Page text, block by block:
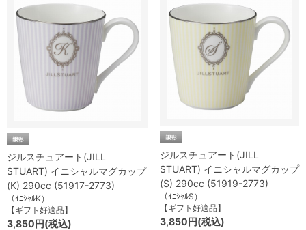
ジルスチュアート(JILL
STUART) イニシャルマグカップ
(K) 290cc (51917-2773)
（ｲﾆｼｬﾙK）
【ギフト好適品】
3,850円(税込)
ジルスチュアート(JILL
STUART) イニシャルマグカップ
(S) 290cc (51919-2773)
（ｲﾆｼｬﾙS）
【ギフト好適品】
3,850円(税込)